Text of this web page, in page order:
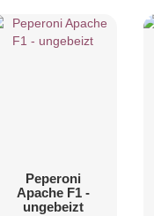
Peperoni
Apache F1 -
ungebeizt